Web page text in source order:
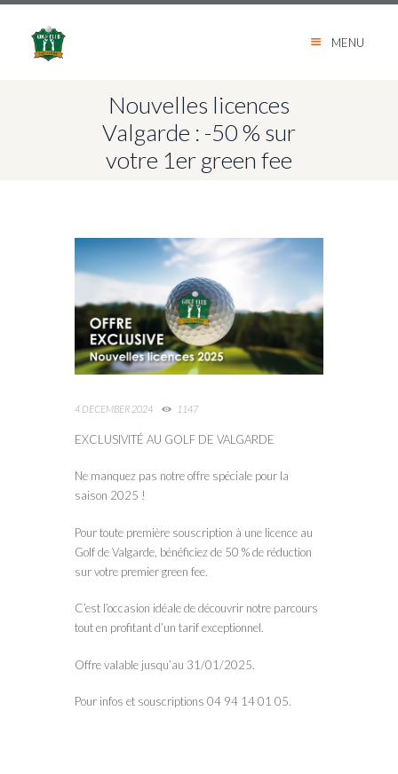
MENU
Nouvelles licences
Valgarde : -50 % sur
votre 1er green fee
4 DECEMBER 2024 1147
EXCLUSIVITÉ AU GOLF DE VALGARDE
Ne manquez pas notre offre spéciale pour la
saison 2025 !
Pour toute première souscription à une licence au
Golf de Valgarde, bénéficiez de 50 % de réduction
sur votre premier green fee.
C’est l’occasion idéale de découvrir notre parcours
tout en profitant d’un tarif exceptionnel.
Offre valable jusqu’au 31/01/2025.
Pour infos et souscriptions 04 94 14 01 05.